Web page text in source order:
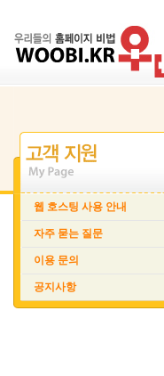
웹 호스팅 사용 안내
자주 묻는 질문
이용 문의
공지사항